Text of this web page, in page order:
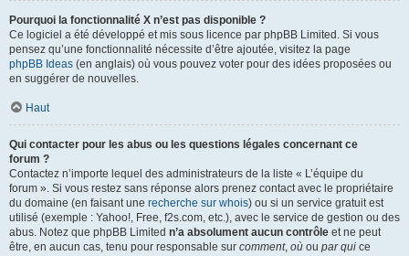
Pourquoi la fonctionnalité X n’est pas disponible ?
Ce logiciel a été développé et mis sous licence par phpBB Limited. Si vous
pensez qu’une fonctionnalité nécessite d’être ajoutée, visitez la page
phpBB Ideas (en anglais) où vous pouvez voter pour des idées proposées ou
en suggérer de nouvelles.
Haut
Qui contacter pour les abus ou les questions légales concernant ce
forum ?
Contactez n’importe lequel des administrateurs de la liste « L’équipe du
forum ». Si vous restez sans réponse alors prenez contact avec le propriétaire
du domaine (en faisant une recherche sur whois) ou si un service gratuit est
utilisé (exemple : Yahoo!, Free, f2s.com, etc.), avec le service de gestion ou des
abus. Notez que phpBB Limited n’a absolument aucun contrôle et ne peut
être, en aucun cas, tenu pour responsable sur comment, où ou par qui ce